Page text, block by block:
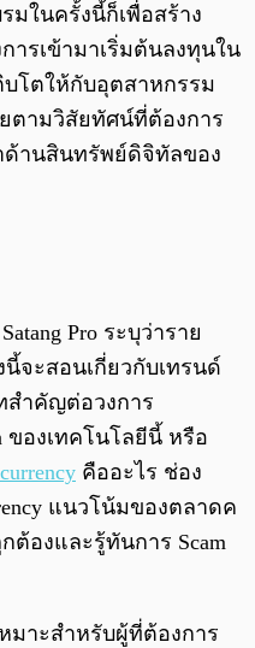
มในครั้งนี้ก็เพื่อสร้าง
ารเข้ามาเริ่มต้นลงทุนใน
บโตให้กับอุตสาหกรรม
ตามวิสัยทัศน์ที่ต้องการ
ด้านสินทรัพย์ดิจิทัลของ
Pro ระบุว่าราย
จะสอนเกี่ยวกับเทรนด์
สำคัญต่อวงการ
ของเทคโนโลยีนี้ หรือ
คืออะไร ช่อง
แนวโน้มของตลาดค
ต้องและรู้ทันการ Scam
มาะสำหรับผู้ที่ต้องการ